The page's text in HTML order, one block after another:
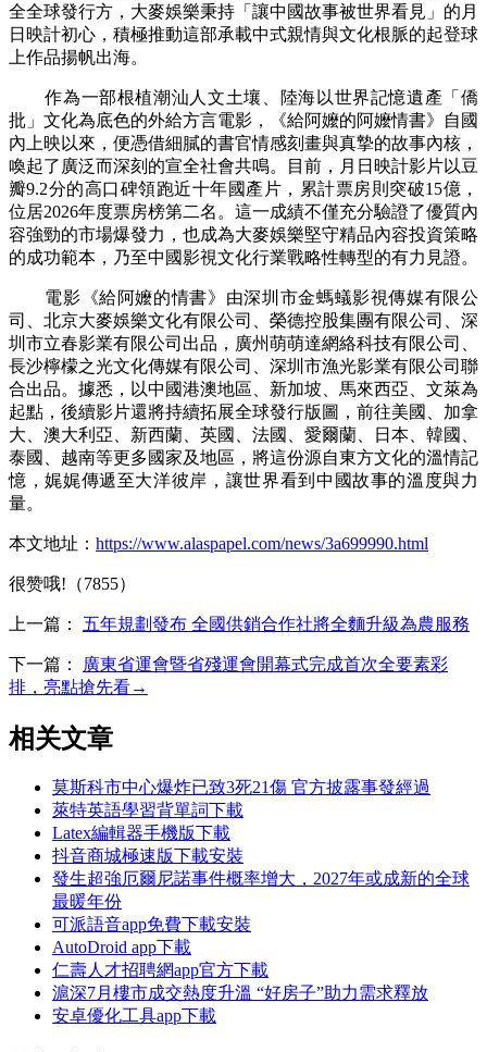
全全球發行方，大麥娛樂秉持「讓中國故事被世界看見」的月
日映計初心，積極推動這部承載中式親情與文化根脈的起登球
上作品揚帆出海。
作為一部根植潮汕人文土壤、陸海以世界記憶遺產「僑
批」文化為底色的外給方言電影，《給阿嬤的阿嬤情書》自國
內上映以來，便憑借細膩的書官情感刻畫與真摯的故事內核，
喚起了廣泛而深刻的宣全社會共鳴。目前，月日映計影片以豆
瓣9.2分的高口碑領跑近十年國產片，累計票房則突破15億，
位居2026年度票房榜第二名。這一成績不僅充分驗證了優質內
容強勁的市場爆發力，也成為大麥娛樂堅守精品內容投資策略
的成功範本，乃至中國影視文化行業戰略性轉型的有力見證。
電影《給阿嬤的情書》由深圳市金螞蟻影視傳媒有限公
司、北京大麥娛樂文化有限公司、榮德控股集團有限公司、深
圳市立春影業有限公司出品，廣州萌萌達網絡科技有限公司、
長沙檸檬之光文化傳媒有限公司、深圳市漁光影業有限公司聯
合出品。據悉，以中國港澳地區、新加坡、馬來西亞、文萊為
起點，後續影片還將持續拓展全球發行版圖，前往美國、加拿
大、澳大利亞、新西蘭、英國、法國、愛爾蘭、日本、韓國、
泰國、越南等更多國家及地區，將這份源自東方文化的溫情記
憶，娓娓傳遞至大洋彼岸，讓世界看到中國故事的溫度與力
量。
本文地址： https://www.alaspapel.com/news/3a699990.html
很赞哦!（7855）
上一篇： 五年規劃發布 全國供銷合作社將全麵升級為農服務
下一篇：
廣東省運會暨省殘運會開幕式完成首次全要素彩
排，亮點搶先看→
相关文章
莫斯科市中心爆炸已致3死21傷 官方披露事發經過
萊特英語學習背單詞下載
Latex編輯器手機版下載
抖音商城極速版下載安裝
發生超強厄爾尼諾事件概率增大，2027年或成新的全球
最暖年份
可派語音app免費下載安裝
AutoDroid app下載
仁壽人才招聘網app官方下載
滬深7月樓市成交熱度升溫 “好房子”助力需求釋放
安卓優化工具app下載